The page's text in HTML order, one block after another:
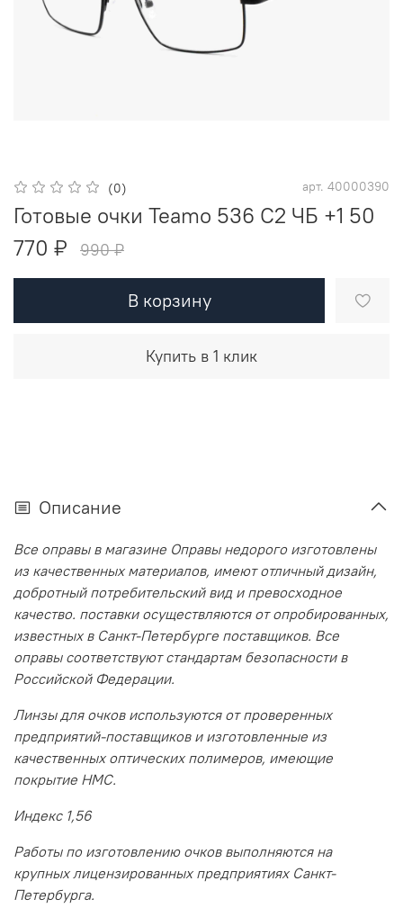
(0) арт. 40000390
Готовые очки Teamo 536 С2 ЧБ +1 50
770 ₽
990 ₽
В корзину
Купить в 1 клик
Описание
Все оправы в магазине Оправы недорого изготовлены
из качественных материалов, имеют отличный дизайн,
добротный потребительский вид и превосходное
качество. поставки осуществляются от опробированных,
известных в Санкт-Петербурге поставщиков. Все
оправы соответствуют стандартам безопасности в
Российской Федерации.
Линзы для очков используются от проверенных
предприятий-поставщиков и изготовленные из
качественных оптических полимеров, имеющие
покрытие HMC.
Индекс 1,56
Работы по изготовлению очков выполняются на
крупных лицензированных предприятиях Санкт-
Петербурга.